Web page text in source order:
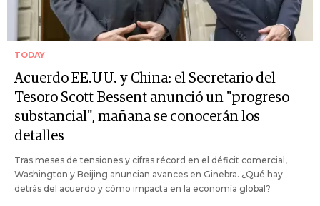
TODAY
Acuerdo EE.UU. y China: el Secretario del
Tesoro Scott Bessent anunció un "progreso
substancial", mañana se conocerán los
detalles
Tras meses de tensiones y cifras récord en el déficit comercial,
Washington y Beijing anuncian avances en Ginebra. ¿Qué hay
detrás del acuerdo y cómo impacta en la economía global?